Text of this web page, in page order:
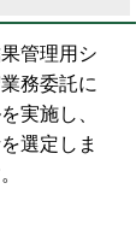
管理用シ
務委託に
実施し、
選定しま